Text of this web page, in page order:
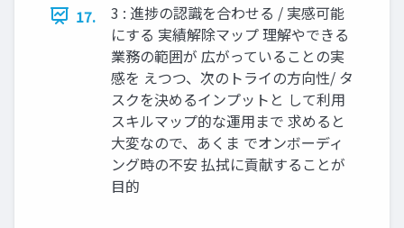
17.
3 : 進捗の認識を合わせる / 実感可能
にする 実績解除マップ 理解やできる
業務の範囲が 広がっていることの実
感を えつつ、次のトライの方向性/ タ
スクを決めるインプットと して利用
スキルマップ的な運用まで 求めると
大変なので、あくま でオンボーディ
ング時の不安 払拭に貢献することが
目的